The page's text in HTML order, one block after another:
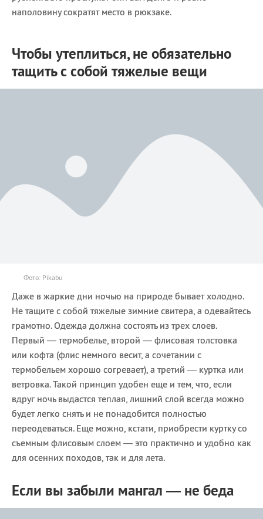
наполовину сократят место в рюкзаке.
Чтобы утеплиться, не обязательно
тащить с собой тяжелые вещи
Фото: Pikabu
Даже в жаркие дни ночью на природе бывает холодно.
Не тащите с собой тяжелые зимние свитера, а одевайтесь
грамотно. Одежда должна состоять из трех слоев.
Первый — термобелье, второй — флисовая толстовка
или кофта (флис немного весит, а сочетании с
термобельем хорошо согревает), а третий — куртка или
ветровка. Такой принцип удобен еще и тем, что, если
вдруг ночь выдастся теплая, лишний слой всегда можно
будет легко снять и не понадобится полностью
переодеваться. Еще можно, кстати, приобрести куртку со
съемным флисовым слоем — это практично и удобно как
для осенних походов, так и для лета.
Если вы забыли мангал — не беда